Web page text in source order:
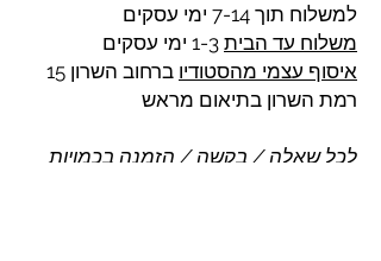
למשלוח תוך 7-14 ימי עסקים
משלוח עד הבית
איסוף עצמי מהסטודיו
ברחוב השרון 15
רמת השרון בתיאום מראש
לכל שאלה / בקשה / הזמנה בכמויות